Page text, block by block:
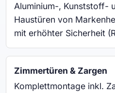
Aluminium-, Kunststoff-
Haustüren von
mit erhöhter Sicherheit
Zimmertüren & Zargen
Komplettmontage inkl.